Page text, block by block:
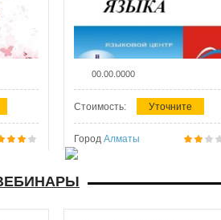
00.00.0000
Стоимость: Уточните
Город Алматы